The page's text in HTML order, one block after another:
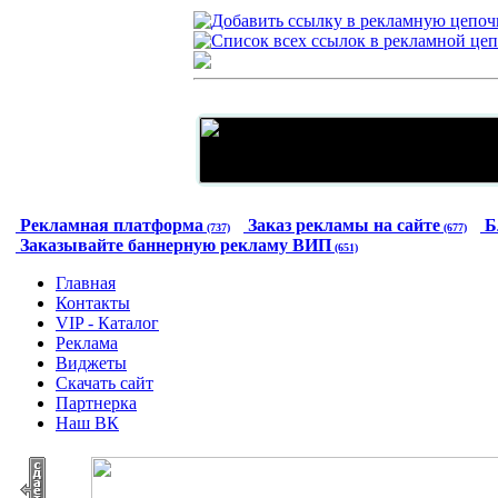
Рекламная платформа (737) Заказ рекламы на сайте (677)
Заказывайте баннерную рекламу ВИП (651)
Главная
Контакты
VIP - Каталог
Реклама
Виджеты
Скачать сайт
Партнерка
Наш ВК